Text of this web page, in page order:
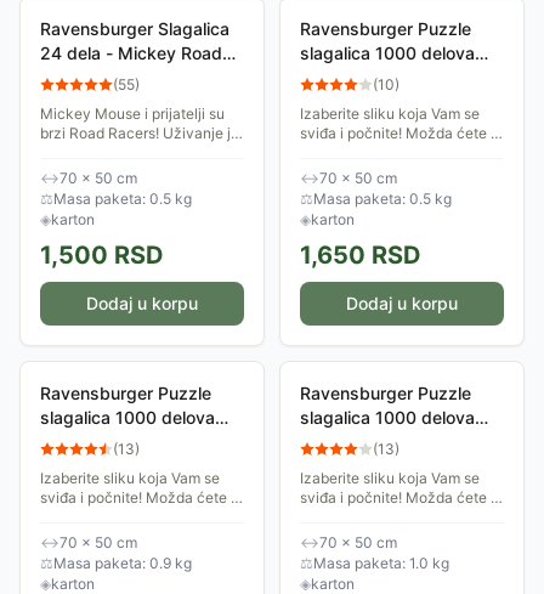
Ravensburger Slagalica
24 dela - Mickey Road
Racers 05331
(55)
Mickey Mouse i prijatelji su
brzi Road Racers! Uživanje je
likovima. Velike podne puzle.
Dimenzije: 70x50. 24 dela....
↔70 × 50 cm
⚖Masa paketa: 0.5 kg
◈karton
1,500 RSD
Dodaj u korpu
Ravensburger Puzzle
slagalica 1000 delova
Disney Villainous Hromi
(10)
Izaberite sliku koja Vam se
sviđa i počnite! Možda ćete je
slaganje trajati danima, ali
svaki trenutak koji provedete
uz...
↔70 × 50 cm
⚖Masa paketa: 0.5 kg
◈karton
1,650 RSD
Dodaj u korpu
Ravensburger Puzzle
slagalica 1000 delova
Disney Snežne kugle
(13)
Izaberite sliku koja Vam se
sviđa i počnite! Možda ćete je
slaganje trajati danima, ali
svaki trenutak koji provedete
uz...
↔70 × 50 cm
⚖Masa paketa: 0.9 kg
◈karton
Ravensburger Puzzle
slagalica 1000 delova
Disney Prodavnica
(13)
Izaberite sliku koja Vam se
sviđa i počnite! Možda ćete je
slaganje trajati danima, ali
svaki trenutak koji provedete
uz...
↔70 × 50 cm
⚖Masa paketa: 1.0 kg
◈karton